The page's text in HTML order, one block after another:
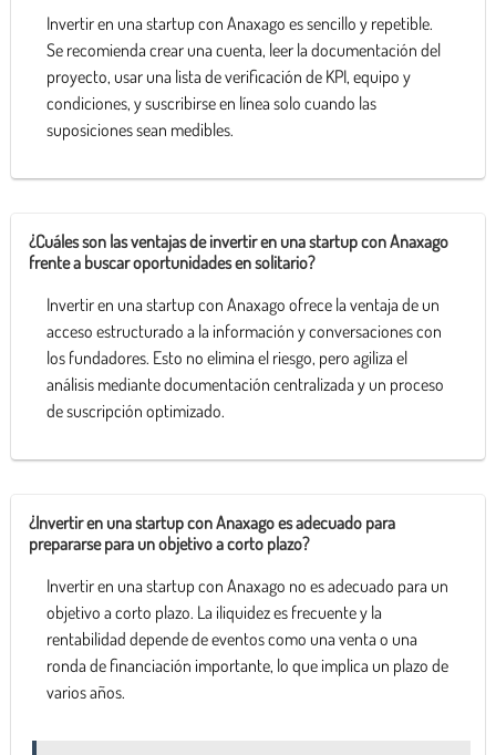
Invertir en una startup con Anaxago es sencillo y repetible.
Se recomienda crear una cuenta, leer la documentación del
proyecto, usar una lista de verificación de KPI, equipo y
condiciones, y suscribirse en línea solo cuando las
suposiciones sean medibles.
¿Cuáles son las ventajas de invertir en una startup con Anaxago
frente a buscar oportunidades en solitario?
Invertir en una startup con Anaxago ofrece la ventaja de un
acceso estructurado a la información y conversaciones con
los fundadores. Esto no elimina el riesgo, pero agiliza el
análisis mediante documentación centralizada y un proceso
de suscripción optimizado.
¿Invertir en una startup con Anaxago es adecuado para
prepararse para un objetivo a corto plazo?
Invertir en una startup con Anaxago no es adecuado para un
objetivo a corto plazo. La iliquidez es frecuente y la
rentabilidad depende de eventos como una venta o una
ronda de financiación importante, lo que implica un plazo de
varios años.